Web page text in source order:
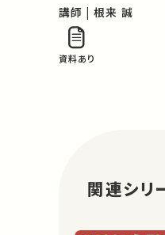
講師 | 根来 誠
資料あり
関連シリ